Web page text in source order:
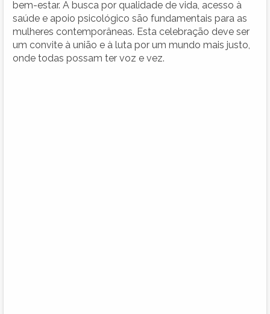
bem-estar. A busca por qualidade de vida, acesso à
saúde e apoio psicológico são fundamentais para as
mulheres contemporâneas. Esta celebração deve ser
um convite à união e à luta por um mundo mais justo,
onde todas possam ter voz e vez.